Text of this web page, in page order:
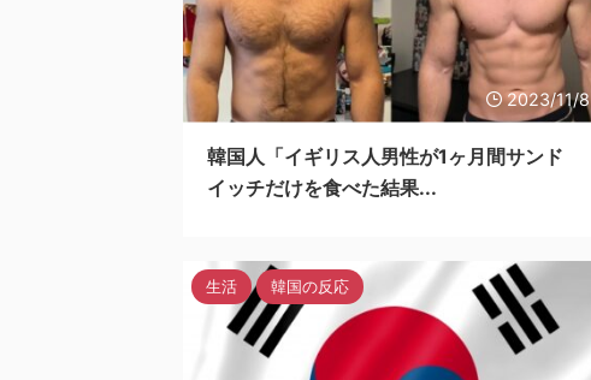
2023/11/8
韓国人「イギリス人男性が1ヶ月間サンド
イッチだけを食べた結果...
生活 韓国の反応